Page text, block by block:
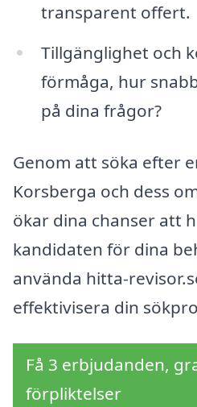
transparent offert.
Tillgänglighet och
förmåga, hur
på dina frågor?
Genom att söka efter
Korsberga och dess
ökar dina chanser att
kandidaten för dina
använda hitta-
effektivisera din
Få 3 erbjudanden,
förpliktelser